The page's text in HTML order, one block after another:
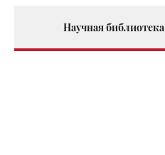
Научная библиотека